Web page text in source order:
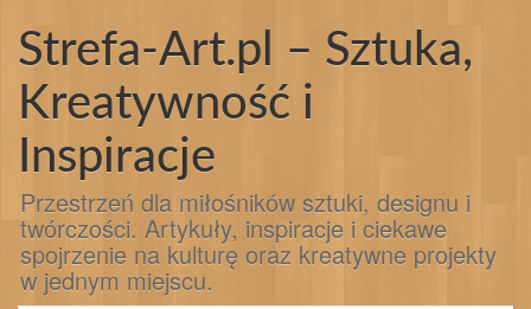
treściStrefa-Art.pl – Sztuka,
Kreatywność i
Inspiracje
Przestrzeń dla miłośników sztuki, designu i
twórczości. Artykuły, inspiracje i ciekawe
spojrzenie na kulturę oraz kreatywne projekty
w jednym miejscu.